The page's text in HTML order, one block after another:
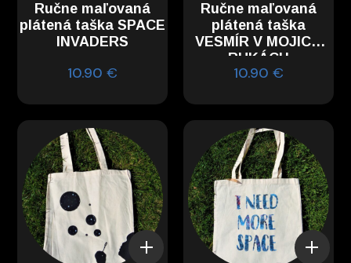
Ručne maľovaná
plátená taška SPACE
INVADERS
10.90€
Ručne maľovaná
plátená taška
VESMÍR V MOJICH
RUKÁCH
10.90 €